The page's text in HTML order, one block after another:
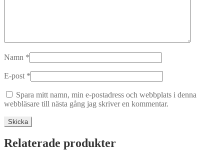
Namn *
E-post *
Spara mitt namn, min e-postadress och webbplats i denna
webbläsare till nästa gång jag skriver en kommentar.
Relaterade produkter